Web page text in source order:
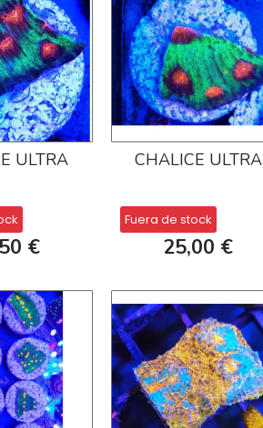
ULTRA
€
CHALICE ULTRA
Fuera de stock
25,00 €